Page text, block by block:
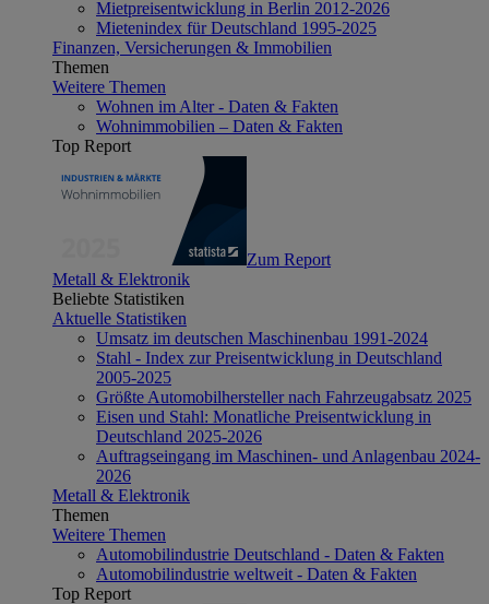
Mietpreisentwicklung in Berlin 2012-2026
Mietenindex für Deutschland 1995-2025
Finanzen, Versicherungen & Immobilien
Themen
Weitere Themen
Wohnen im Alter - Daten & Fakten
Wohnimmobilien – Daten & Fakten
Top Report
Zum Report
Metall & Elektronik
Beliebte Statistiken
Aktuelle Statistiken
Umsatz im deutschen Maschinenbau 1991-2024
Stahl - Index zur Preisentwicklung in Deutschland
2005-2025
Größte Automobilhersteller nach Fahrzeugabsatz 2025
Eisen und Stahl: Monatliche Preisentwicklung in
Deutschland 2025-2026
Auftragseingang im Maschinen- und Anlagenbau 2024-
2026
Metall & Elektronik
Themen
Weitere Themen
Automobilindustrie Deutschland - Daten & Fakten
Automobilindustrie weltweit - Daten & Fakten
Top Report